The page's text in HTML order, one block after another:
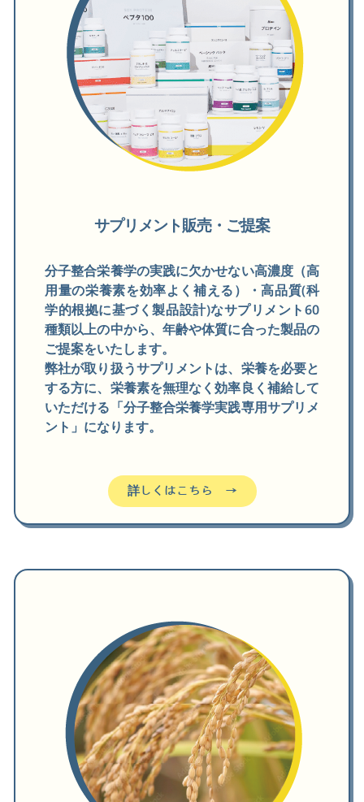
サプリメント販売・ご提案
分子整合栄養学の実践に欠かせない高濃度（高
用量の栄養素を効率よく補える）・高品質(科
学的根拠に基づく製品設計)なサプリメント60
種類以上の中から、年齢や体質に合った製品の
ご提案をいたします。
弊社が取り扱うサプリメントは、栄養を必要と
する方に、栄養素を無理なく効率良く補給して
いただける「分子整合栄養学実践専用サプリメ
ント」になります。
詳しくはこちら →